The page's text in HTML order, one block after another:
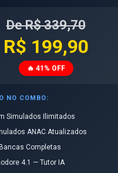
MARIA ISABEL
← Ver
Ver oportunidade →
De R$ 339,70
R$ 199,90
🔥 41% OFF
NO COMBO:
Simulados Ilimitados
ANAC Atualizados
Completas
4.1 — Tutor IA